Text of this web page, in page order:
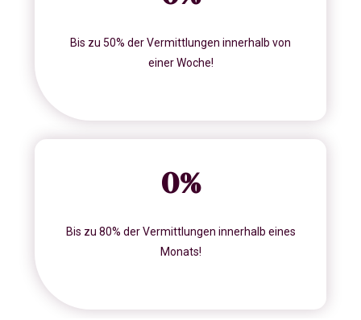
Bis zu 50% der Vermittlungen innerhalb von
einer Woche!
0%
Bis zu 80% der Vermittlungen innerhalb eines
Monats!